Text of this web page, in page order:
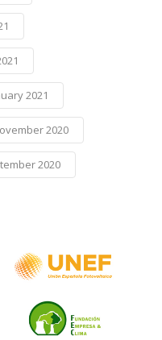
2021
2020
2020